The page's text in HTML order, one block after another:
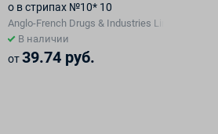
о в стрипах №10* 10
Anglo-French Drugs & Industries Limited, Индия
В наличии
от39.74 руб.